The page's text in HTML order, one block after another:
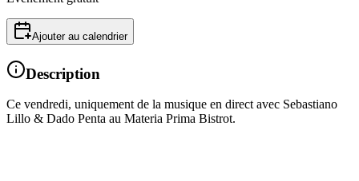
Ajouter au calendrier
Description
Ce vendredi, uniquement de la musique en direct avec Sebastiano
Lillo & Dado Penta au Materia Prima Bistrot.